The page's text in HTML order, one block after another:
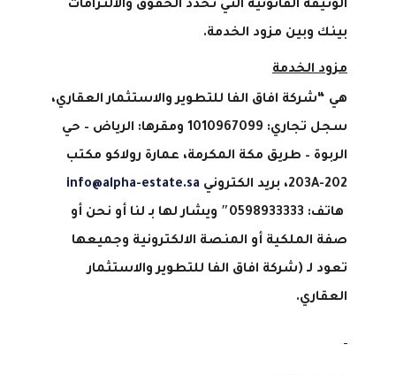
الوثيقة القانونية التي تحدد الحقوق والالتزامات
بينك وبين مزود الخدمة.
مزود الخدمة
هي “شركة افاق الفا للتطوير والاستثمار العقاري،
سجل تجاري: 1010967099 ومقرها: الرياض – حي
الربوة – طريق مكة المكرمة، عمارة رولاكو مكتب
202-203
A ، بريد الكتروني info@alpha-estate.sa
هاتف:
0598933333″ ويشار لها بـ لنا أو نحن أو
صفة الملكية أو المنصة الالكترونية وجميعها
تعود لـ (شركة افاق الفا للتطوير والاستثمار
العقاري.